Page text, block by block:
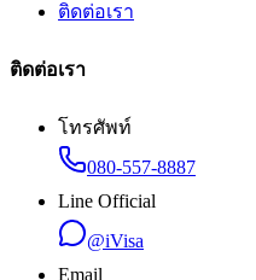
ติดต่อเรา
ติดต่อเรา
โทรศัพท์
080-557-8887
Line Official
@iVisa
Email